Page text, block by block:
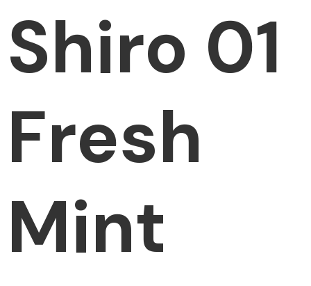
Shiro 01
Fresh
Mint